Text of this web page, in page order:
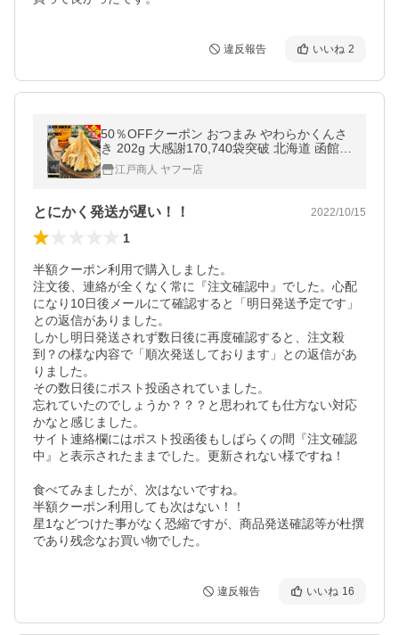
違反報告 いいね 2
50％OFFクーポン おつまみ やわらかくんさ
き 202g 大感謝170,740袋突破 北海道 函館製
造 さきいか 燻製 珍味 お取り寄せ 乾き物 誕
生日 非常食 保存食
江戸商人 ヤフー店
とにかく発送が遅い！！ 2022/10/15
1
半額クーポン利用で購入しました。
注文後、連絡が全くなく常に『注文確認中』でした。心配
になり10日後メールにて確認すると「明日発送予定です」
との返信がありました。
しかし明日発送されず数日後に再度確認すると、注文殺
到？の様な内容で「順次発送しております」との返信があ
りました。
その数日後にポスト投函されていました。
忘れていたのでしょうか？？？と思われても仕方ない対応
かなと感じました。
サイト連絡欄にはポスト投函後もしばらくの間『注文確認
中』と表示されたままでした。更新されない様ですね！
食べてみましたが、次はないですね。
半額クーポン利用しても次はない！！
星1などつけた事がなく恐縮ですが、商品発送確認等が杜撰
であり残念なお買い物でした。
違反報告 いいね 16